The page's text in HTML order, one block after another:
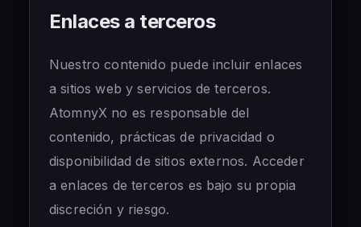
Enlaces a terceros
Nuestro contenido puede incluir enlaces
a sitios web y servicios de terceros.
AtomnyX no es responsable del
contenido, prácticas de privacidad o
disponibilidad de sitios externos. Acceder
a enlaces de terceros es bajo su propia
discreción y riesgo.